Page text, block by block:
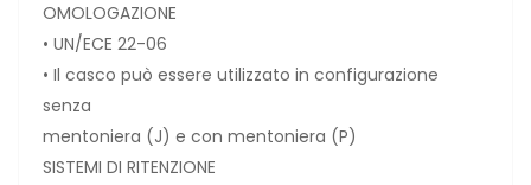
OMOLOGAZIONE
• UN/ECE 22-06
• Il casco può essere utilizzato in configurazione
senza
mentoniera (J) e con mentoniera (P)
SISTEMI DI RITENZIONE